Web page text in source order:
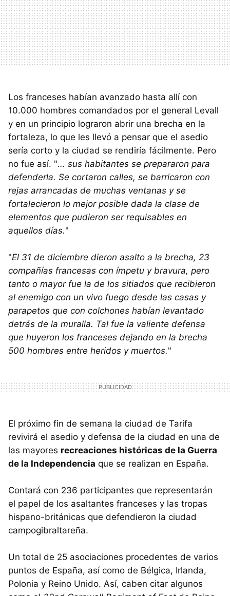
Los franceses habían avanzado hasta allí con
10.000 hombres comandados por el general Levall
y en un principio lograron abrir una brecha en la
fortaleza, lo que les llevó a pensar que el asedio
sería corto y la ciudad se rendiría fácilmente. Pero
no fue así. "... sus habitantes se prepararon para
defenderla. Se cortaron calles, se barricaron con
rejas arrancadas de muchas ventanas y se
fortalecieron lo mejor posible dada la clase de
elementos que pudieron ser requisables en
aquellos días."
"El 31 de diciembre dieron asalto a la brecha, 23
compañías francesas con ímpetu y bravura, pero
tanto o mayor fue la de los sitiados que recibieron
al enemigo con un vivo fuego desde las casas y
parapetos que con colchones habían levantado
detrás de la muralla. Tal fue la valiente defensa
que huyeron los franceses dejando en la brecha
500 hombres entre heridos y muertos."
El próximo fin de semana la ciudad de Tarifa
revivirá el asedio y defensa de la ciudad en una de
las mayores recreaciones históricas de la Guerra
de la Independencia que se realizan en España.
Contará con 236 participantes que representarán
el papel de los asaltantes franceses y las tropas
hispano-británicas que defendieron la ciudad
campogibraltareña.
Un total de 25 asociaciones procedentes de varios
puntos de España, así como de Bélgica, Irlanda,
Polonia y Reino Unido. Así, caben citar algunos